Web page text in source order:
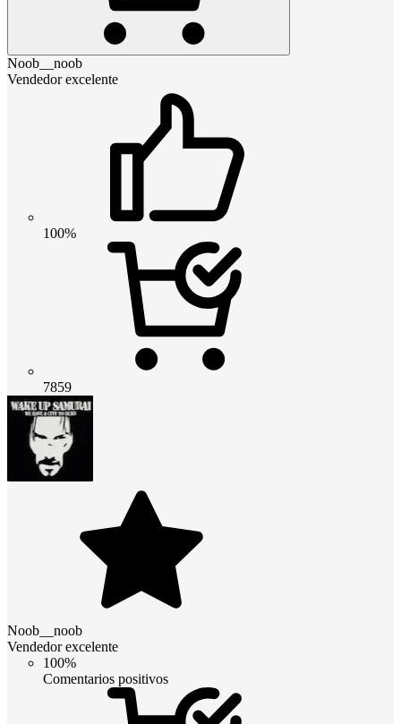
Noob__noob
Vendedor excelente
100%
7859
Noob__noob
Vendedor excelente
100%
Comentarios positivos